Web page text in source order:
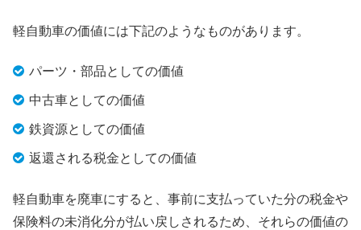
軽自動車の価値には下記のようなものがあります。
パーツ・部品としての価値
中古車としての価値
鉄資源としての価値
返還される税金としての価値
軽自動車を廃車にすると、事前に支払っていた分の税金や
保険料の未消化分が払い戻しされるため、それらの価値の